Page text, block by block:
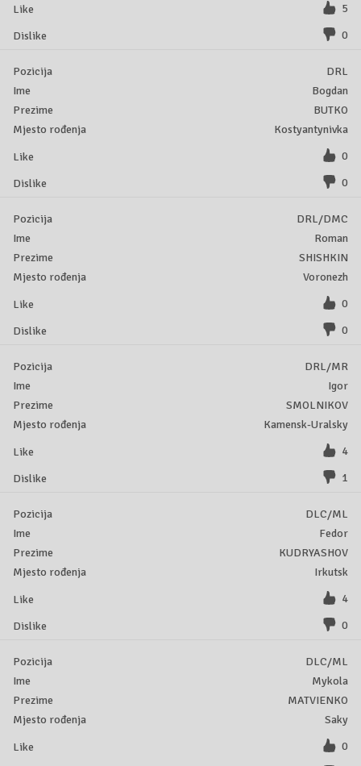
5
0
DRL
Bogdan
BUTKO
Kostyantynivka
0
0
DRL/DMC
Roman
SHISHKIN
Voronezh
0
0
DRL/MR
Igor
SMOLNIKOV
Kamensk-Uralsky
4
1
DLC/ML
Fedor
KUDRYASHOV
Irkutsk
4
0
DLC/ML
Mykola
MATVIENKO
Saky
0